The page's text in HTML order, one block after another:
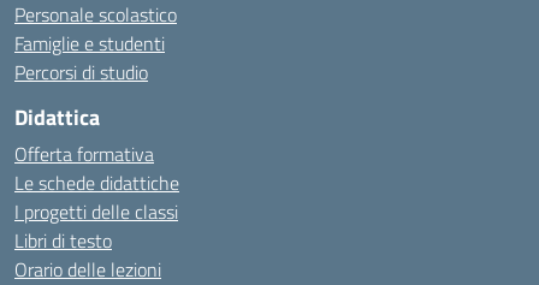
Personale scolastico
Famiglie e studenti
Percorsi di studio
Didattica
Offerta formativa
Le schede didattiche
I progetti delle classi
Libri di testo
Orario delle lezioni